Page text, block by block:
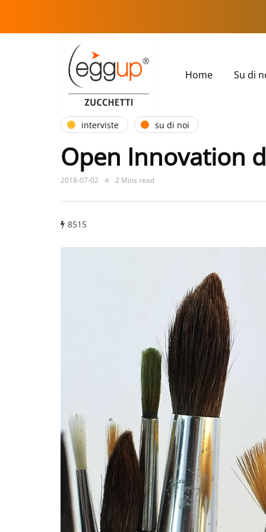
Home Su di
interviste su di noi
Open Innovation
2018-07-02 2 Mins read
8515